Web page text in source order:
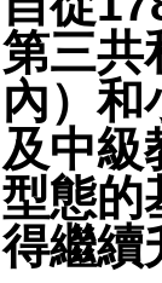
第三共
內）和
及中級
型態的
得繼續